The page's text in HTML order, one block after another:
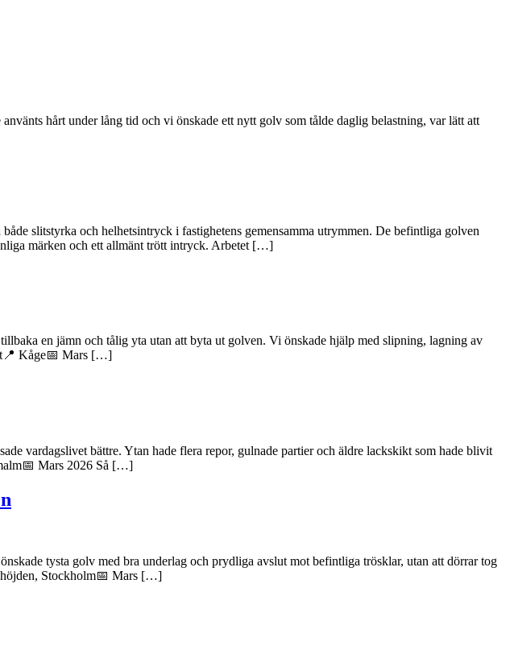
hårt under lång tid och vi önskade ett nytt golv som tålde daglig belastning, var lätt att
slitstyrka och helhetsintryck i fastighetens gemensamma utrymmen. De befintliga golven
märken och ett allmänt trött intryck. Arbetet […]
en jämn och tålig yta utan att byta ut golven. Vi önskade hjälp med slipning, lagning av
Kåge📅 Mars […]
vardagslivet bättre. Ytan hade flera repor, gulnade partier och äldre lackskikt som hade blivit
Mars 2026 Så […]
tysta golv med bra underlag och prydliga avslut mot befintliga trösklar, utan att dörrar tog
Stockholm📅 Mars […]